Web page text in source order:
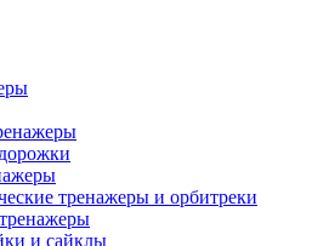
тренажеры и орбитреки
и сайклы